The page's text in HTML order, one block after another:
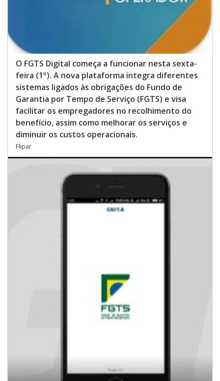
O FGTS Digital começa a funcionar nesta sexta-
feira (1º). A nova plataforma integra diferentes
sistemas ligados às obrigações do Fundo de
Garantia por Tempo de Serviço (FGTS) e visa
facilitar os empregadores no recolhimento do
benefício, assim como melhorar os serviços e
diminuir os custos operacionais.
Flipar